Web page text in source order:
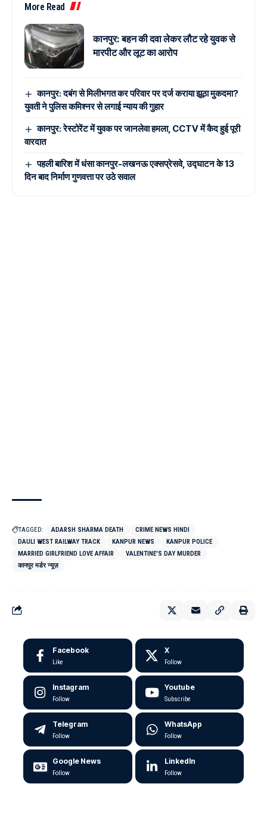
More Read
कानपुर: बहन की दवा लेकर लौट रहे युवक से
मारपीट और लूट का आरोप
कानपुर: दबंग से मिलीभगत कर परिवार पर दर्ज कराया झूठा मुकदमा?
युवती ने पुलिस कमिश्नर से लगाई न्याय की गुहार
कानपुर: रेस्टोरेंट में युवक पर जानलेवा हमला, CCTV में कैद हुई पूरी
वारदात
पहली बारिश में धंसा कानपुर-लखनऊ एक्सप्रेसवे, उद्घाटन के 13
दिन बाद निर्माण गुणवत्ता पर उठे सवाल
TAGGED: ADARSH SHARMA DEATH
CRIME NEWS HINDI
DAULI WEST RAILWAY TRACK
KANPUR NEWS
KANPUR POLICE
MARRIED GIRLFRIEND LOVE AFFAIR
VALENTINE'S DAY MURDER
कानपुर मर्डर न्यूज़
Facebook
Like
X
Follow
Instagram
Follow
Youtube
Subscribe
Telegram
Follow
WhatsApp
Follow
Google News
Follow
LinkedIn
Follow